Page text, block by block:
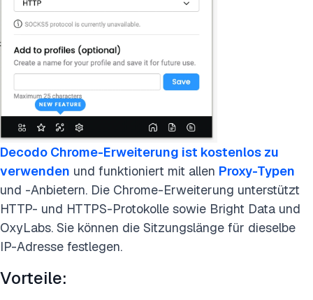
Decodo Chrome-Erweiterung ist kostenlos zu
verwenden und funktioniert mit allen Proxy-Typen
und -Anbietern. Die Chrome-Erweiterung unterstützt
HTTP- und HTTPS-Protokolle sowie Bright Data und
OxyLabs. Sie können die Sitzungslänge für dieselbe
IP-Adresse festlegen.
Vorteile: